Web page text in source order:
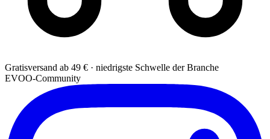
Gratisversand ab 49 € · niedrigste Schwelle der Branche
EVOO-Community